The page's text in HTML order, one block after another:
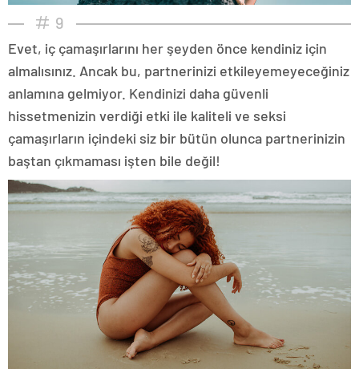
9
Evet, iç çamaşırlarını her şeyden önce kendiniz için
almalısınız. Ancak bu, partnerinizi etkileyemeyeceğiniz
anlamına gelmiyor. Kendinizi daha güvenli
hissetmenizin verdiği etki ile kaliteli ve seksi
çamaşırların içindeki siz bir bütün olunca partnerinizin
baştan çıkmaması işten bile değil!